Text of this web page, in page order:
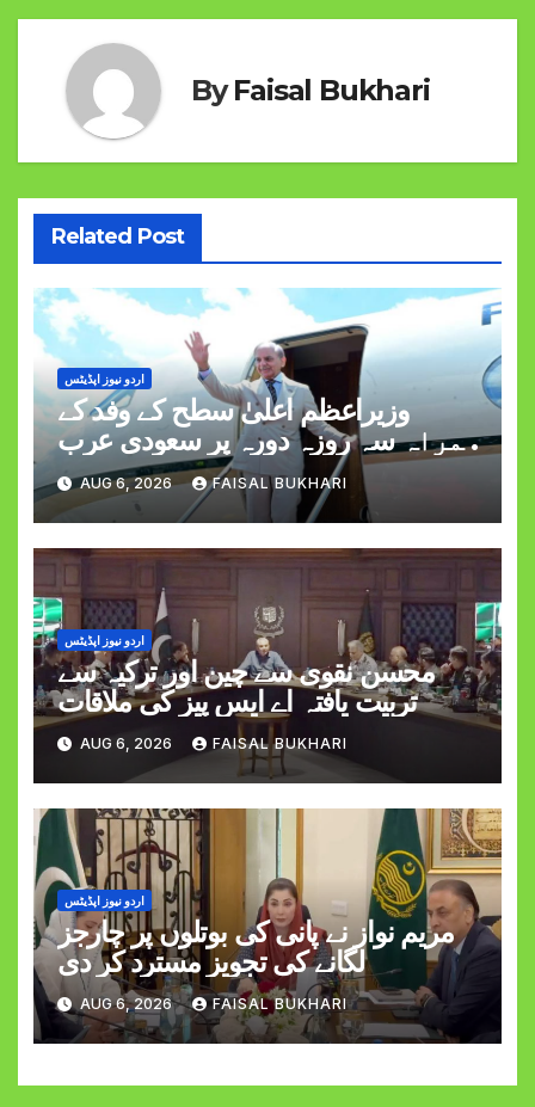
ByFaisal Bukhari
Related Post
اردو نیوز اپڈیٹس
وزیراعظم اعلیٰ سطح کے وفد کے
ہمراہ سہ روزہ دورہ پر سعودی عرب
روانہ
AUG 6, 2026 FAISAL BUKHARI
اردو نیوز اپڈیٹس
محسن نقوی سے چین اور ترکیہ سے
تربیت یافتہ اے ایس پیز کی ملاقات
AUG 6, 2026 FAISAL BUKHARI
اردو نیوز اپڈیٹس
مریم نواز نے پانی کی بوتلوں پر چارجز
لگانے کی تجویز مسترد کر دی
AUG 6, 2026 FAISAL BUKHARI